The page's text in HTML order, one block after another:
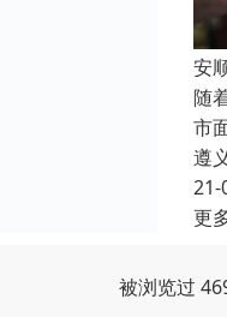
安
随
市
遵
21-
更
被浏览过